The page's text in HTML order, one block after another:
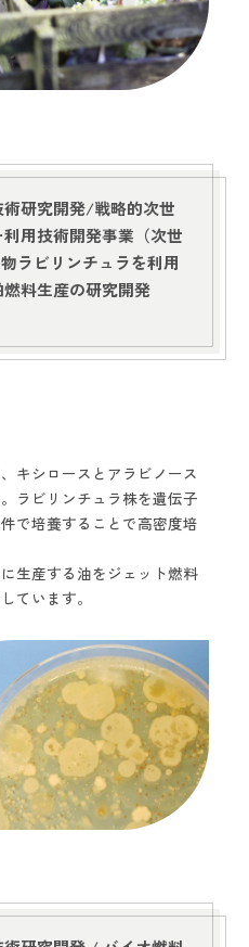
研究開発/戦略的次世
用技術開発事業（次世
ラビリンチュラを利用
料生産の研究開発
キシロースとアラビノース
ラビリンチュラ株を遺伝子
で培養することで高密度培
生産する油をジェット燃料
ています。